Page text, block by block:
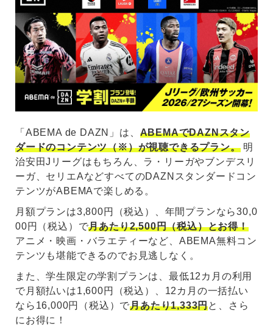
「ABEMA de DAZN」は、 ABEMAでDAZNスタン
ダードのコンテンツ（※）が視聴できるプラン。明
治安田Jリーグはもちろん、ラ・リーガやブンデスリ
ーガ、セリエAなどすべてのDAZNスタンダードコン
テンツがABEMAで楽しめる。
月額プランは3,800円（税込）、年間プランなら30,0
00円（税込）で月あたり2,500円（税込）とお得！
アニメ・映画・バラエティーなど、ABEMA無料コン
テンツも堪能できるのでお見逃しなく。
また、学生限定の学割プランは、最低12カ月の利用
で月額払いは1,600円（税込）、12カ月の一括払い
なら16,000円（税込）で月あたり1,333円と、さら
にお得に！